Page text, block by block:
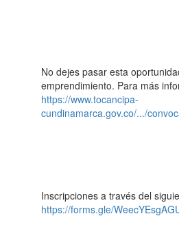
No dejes pasar esta
emprendimiento. Para más
https://www.tocancipa-
cundinamarca.gov.co/.../
Inscripciones a través del
https://forms.gle/